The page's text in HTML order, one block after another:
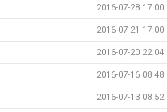
2016-07-28 17:00
2016-07-21 17:00
2016-07-20 22:04
2016-07-16 08:48
2016-07-13 08:52